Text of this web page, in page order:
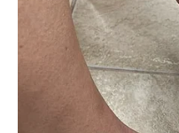
Pred vama je period
osobom mogao postati
JEDNA